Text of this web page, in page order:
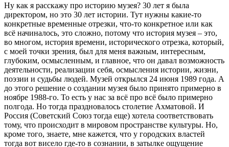
Ну как я расскажу про историю музея? 30 лет я была
директором, но это 30 лет истории. Тут нужны какие-то
конкретные временные отрезки, что-то конкретное или как
всё начиналось, это сложно, потому что история музея – это,
во многом, история времени, исторического отрезка, который,
с моей точки зрения, был для меня важным, интересным,
глубоким, осмысленным, и главное, что он давал возможность
деятельности, реализации себя, осмысления истории, жизни,
поэзии и судьбы людей. Музей открылся 24 июня 1989 года. А
до этого решение о создании музея было принято примерно в
ноябре 1988-го. То есть у нас за всё про всё было примерно
полгода. Но тогда праздновалось столетие Ахматовой. И
Россия (Советский Союз тогда еще) хотела соответствовать
тому, что происходит в мировом пространстве культуры. Но,
кроме того, знаете, мне кажется, что у городских властей
тогда вот висело где-то в сознании, в затылке ощущение